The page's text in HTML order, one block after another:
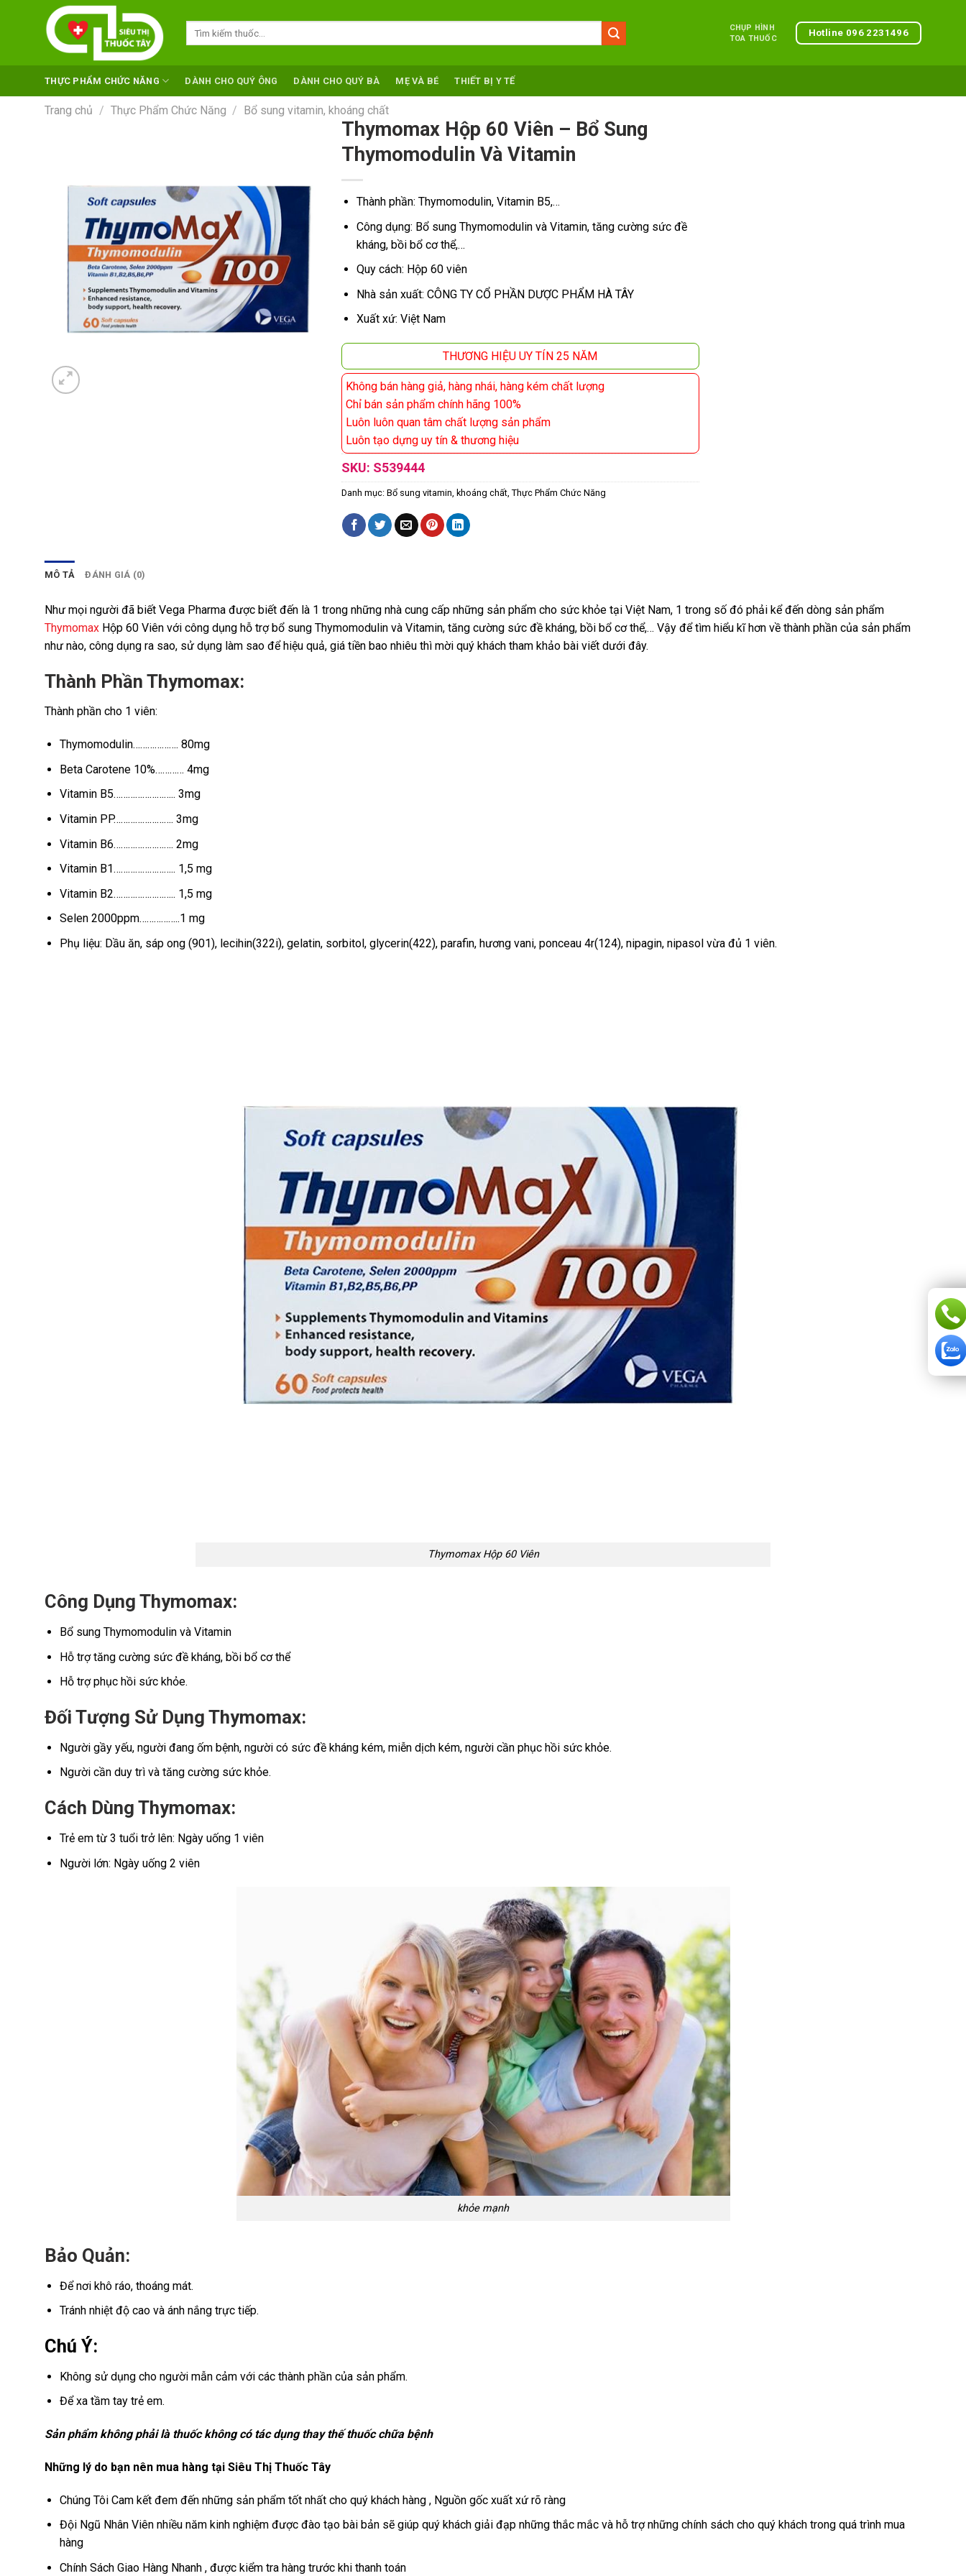
CHỤP HÌNH
TOA THUỐC
Hotline 096 2231496
THỰC PHẨM CHỨC NĂNG DÀNH CHO QUÝ ÔNG DÀNH CHO QUÝ BÀ MẸ VÀ BÉ THIẾT BỊ Y TẾ
Trang chủ / Thực Phẩm Chức Năng / Bổ sung vitamin, khoáng chất
Thymomax Hộp 60 Viên – Bổ Sung
Thymomodulin Và Vitamin
Thành phần: Thymomodulin, Vitamin B5,…
Công dụng: Bổ sung Thymomodulin và Vitamin, tăng cường sức đề
kháng, bồi bổ cơ thể,…
Quy cách: Hộp 60 viên
Nhà sản xuất: CÔNG TY CỔ PHẦN DƯỢC PHẨM HÀ TÂY
Xuất xứ: Việt Nam
THƯƠNG HIỆU UY TÍN 25 NĂM
Không bán hàng giả, hàng nhái, hàng kém chất lượng
Chỉ bán sản phẩm chính hãng 100%
Luôn luôn quan tâm chất lượng sản phẩm
Luôn tạo dựng uy tín & thương hiệu
SKU: S539444
Danh mục: Bổ sung vitamin, khoáng chất, Thực Phẩm Chức Năng
MÔ TẢ ĐÁNH GIÁ (0)
Như mọi người đã biết Vega Pharma được biết đến là 1 trong những nhà cung cấp những sản phẩm cho sức khỏe tại Việt Nam, 1 trong số đó phải kể đến dòng sản phẩm
Thymomax Hộp 60 Viên với công dụng hỗ trợ bổ sung Thymomodulin và Vitamin, tăng cường sức đề kháng, bồi bổ cơ thể,… Vậy để tìm hiểu kĩ hơn về thành phần của sản phẩm
như nào, công dụng ra sao, sử dụng làm sao để hiệu quả, giá tiền bao nhiêu thì mời quý khách tham khảo bài viết dưới đây.
Thành Phần Thymomax:
Thành phần cho 1 viên:
Thymomodulin………………. 80mg
Beta Carotene 10%………… 4mg
Vitamin B5…………………….. 3mg
Vitamin PP……………………. 3mg
Vitamin B6……………………. 2mg
Vitamin B1…………………….. 1,5 mg
Vitamin B2…………………….. 1,5 mg
Selen 2000ppm……………..1 mg
Phụ liệu: Dầu ăn, sáp ong (901), lecihin(322i), gelatin, sorbitol, glycerin(422), parafin, hương vani, ponceau 4r(124), nipagin, nipasol vừa đủ 1 viên.
Thymomax Hộp 60 Viên
Công Dụng Thymomax:
Bổ sung Thymomodulin và Vitamin
Hỗ trợ tăng cường sức đề kháng, bồi bổ cơ thể
Hỗ trợ phục hồi sức khỏe.
Đối Tượng Sử Dụng Thymomax:
Người gầy yếu, người đang ốm bệnh, người có sức đề kháng kém, miễn dịch kém, người cần phục hồi sức khỏe.
Người cần duy trì và tăng cường sức khỏe.
Cách Dùng Thymomax:
Trẻ em từ 3 tuổi trở lên: Ngày uống 1 viên
Người lớn: Ngày uống 2 viên
khỏe mạnh
Bảo Quản:
Để nơi khô ráo, thoáng mát.
Tránh nhiệt độ cao và ánh nắng trực tiếp.
Chú Ý:
Không sử dụng cho người mẫn cảm với các thành phần của sản phẩm.
Để xa tầm tay trẻ em.
Sản phẩm không phải là thuốc không có tác dụng thay thế thuốc chữa bệnh
Những lý do bạn nên mua hàng tại Siêu Thị Thuốc Tây
Chúng Tôi Cam kết đem đến những sản phẩm tốt nhất cho quý khách hàng , Nguồn gốc xuất xứ rõ ràng
Đội Ngũ Nhân Viên nhiều năm kinh nghiệm được đào tạo bài bản sẽ giúp quý khách giải đạp những thắc mắc và hỗ trợ những chính sách cho quý khách trong quá trình mua
hàng
Chính Sách Giao Hàng Nhanh , được kiểm tra hàng trước khi thanh toán